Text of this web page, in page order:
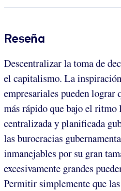
Reseña
Descentralizar la toma de
el capitalismo. La
empresariales pueden lograr
más rápido que bajo el ritmo
centralizada y planificada
las burocracias
inmanejables por su gran
excesivamente grandes
Permitir simplemente que